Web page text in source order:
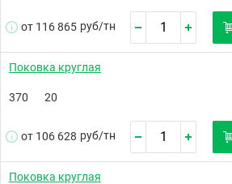
от 116 865 руб/тн
Поковка круглая
370 20
от 106 628 руб/тн
Поковка круглая